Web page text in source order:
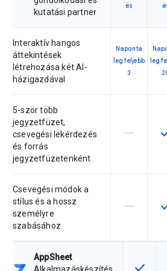
kutatási partner
és
Interaktív hangos
áttekintések
létrehozása két AI-
házigazdával
Naponta
legfeljebb
3
5-ször több
jegyzetfüzet,
csevegési lekérdezés
és forrás
jegyzetfüzetenként
Ez a
horizontal_rule
Csevegési módok a
stílus és a hossz
személyre
szabásához
Ez a
horizontal_rule
AppSheet
Ez a